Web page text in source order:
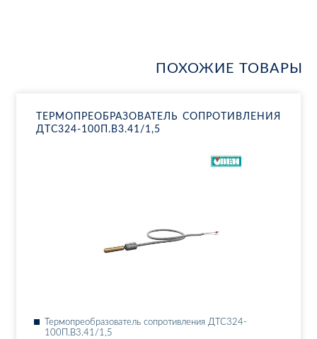
ПОХОЖИЕ ТОВАРЫ
ТЕР­МО­ПРЕ­ОБ­РА­ЗО­ВА­ТЕЛЬ СО­ПРО­ТИВ­ЛЕ­НИЯ
ДТ­С324-100П.В3.41/1,5
Тер­мо­пре­об­ра­зо­ва­тель со­про­тив­ле­ния ДТ­С324-
100П.В3.41/1,5